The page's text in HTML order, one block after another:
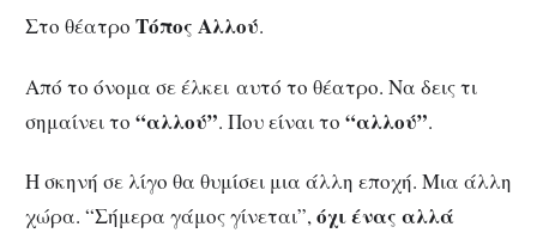
Στο θέατρο Τόπος Αλλού.
Από το όνομα σε έλκει αυτό το θέατρο. Να δεις τι
σημαίνει το “αλλού”. Που είναι το “αλλού”.
Η σκηνή σε λίγο θα θυμίσει μια άλλη εποχή. Μια άλλη
χώρα. “Σήμερα γάμος γίνεται”,όχι ένας αλλά